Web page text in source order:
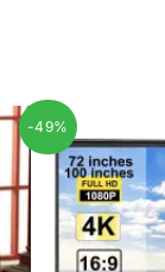
-49%